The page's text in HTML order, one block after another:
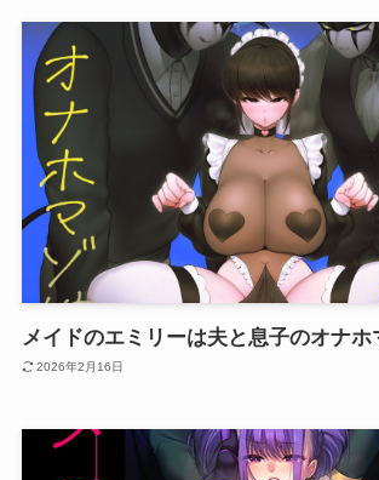
メイドのエミリーは夫と息子のオナホ
2026年2月16日